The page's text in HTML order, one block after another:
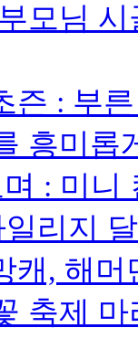
모님 시
: 부른
흥미롭
: 미니
리지
캐, 해머
축제